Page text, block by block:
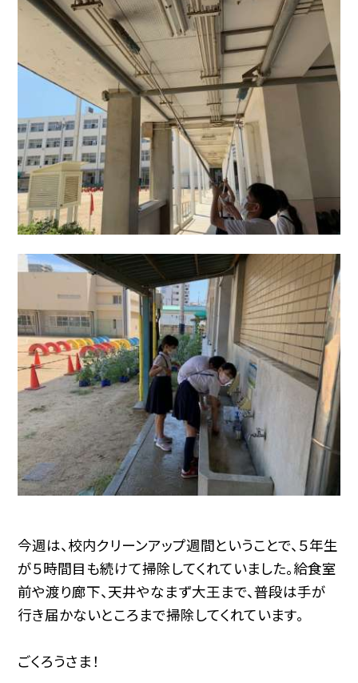
今週は、校内クリーンアップ週間ということで、５年生
が５時間目も続けて掃除してくれていました。給食室
前や渡り廊下、天井やなまず大王まで、普段は手が
行き届かないところまで掃除してくれています。
ごくろうさま！